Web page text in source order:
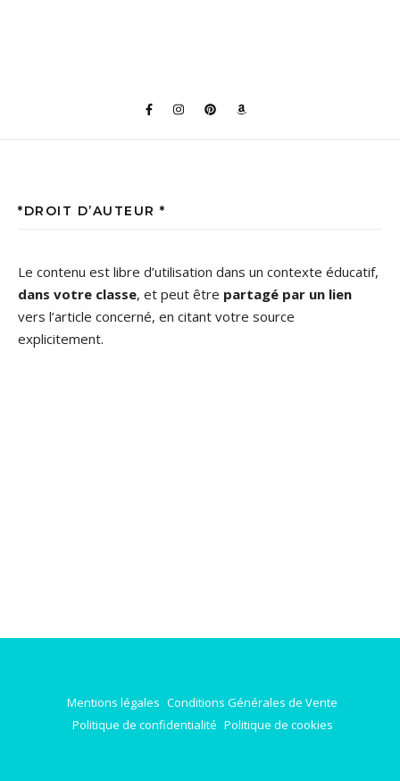
*DROIT D’AUTEUR *
Le contenu est libre d’utilisation dans un contexte éducatif,
dans votre classe, et peut être partagé par un lien
vers l’article concerné, en citant votre source
explicitement.
Mentions légales Conditions Générales de Vente
Politique de confidentialité Politique de cookies